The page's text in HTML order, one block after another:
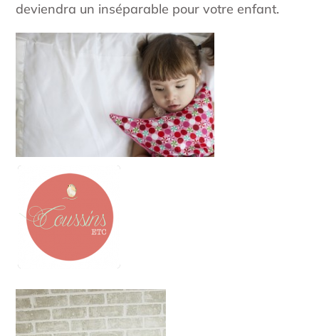
deviendra un inséparable pour votre enfant.